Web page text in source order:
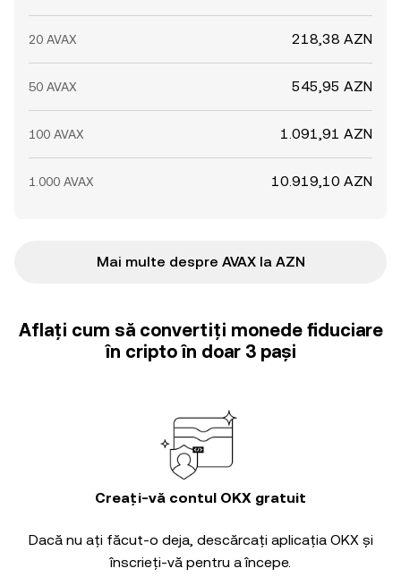
20 AVAX 218,38 AZN
50 AVAX 545,95 AZN
100 AVAX 1.091,91 AZN
1.000 AVAX 10.919,10 AZN
Mai multe despre AVAX la AZN
Aflați cum să convertiți monede fiduciare
în cripto în doar 3 pași
Creați-vă contul OKX gratuit
Dacă nu ați făcut-o deja, descărcați aplicația OKX și
înscrieți-vă pentru a începe.